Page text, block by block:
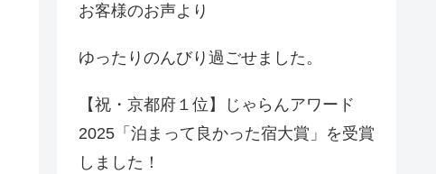
お客様のお声より
ゆったりのんびり過ごせました。
【祝・京都府１位】じゃらんアワード
2025「泊まって良かった宿大賞」を受賞
しました！